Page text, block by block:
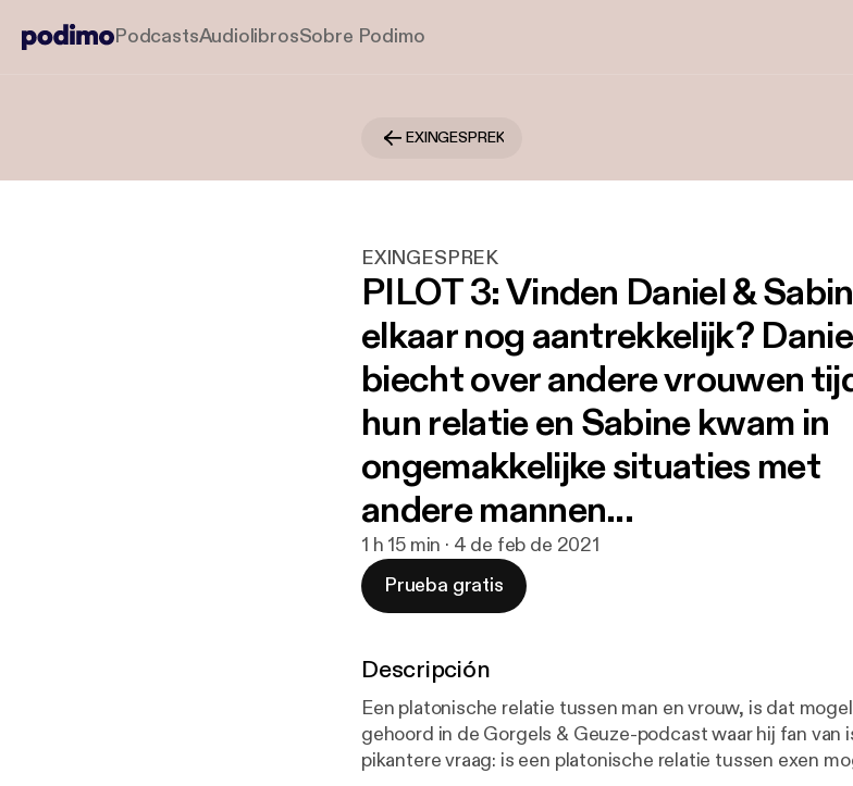
PodcastsAudiolibrosSobre Podimo
EXINGESPREK
EXINGESPREK
PILOT 3: Vinden Daniel &
elkaar nog aantrekkelijk?
biecht over andere vrouwen
hun relatie en Sabine kwam in
ongemakkelijke situaties met
andere mannen...
1 h 15 min · 4 de feb de 2021
Prueba gratis
Descripción
Een platonische relatie tussen man en vrouw, is dat
gehoord in de Gorgels & Geuze-podcast waar hij fan van
pikantere vraag: is een platonische relatie tussen exen